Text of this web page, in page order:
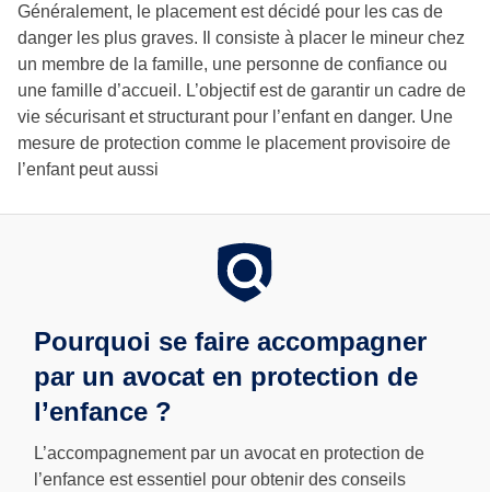
Généralement, le placement est décidé pour les cas de
danger les plus graves. Il consiste à placer le mineur chez
un membre de la famille, une personne de confiance ou
une famille d’accueil. L’objectif est de garantir un cadre de
vie sécurisant et structurant pour l’enfant en danger. Une
mesure de protection comme le placement provisoire de
l’enfant peut aussi
Pourquoi se faire accompagner
par un avocat en protection de
l’enfance ?
L’accompagnement par un avocat en protection de
l’enfance est essentiel pour obtenir des conseils